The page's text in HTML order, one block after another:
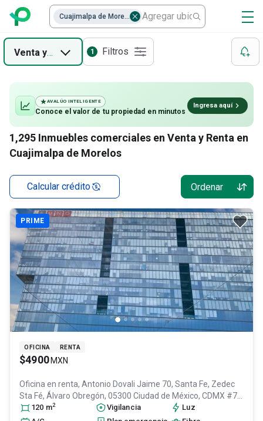
Venta yRenta 1 Filtros
1,295 Inmuebles comerciales en Venta y Renta en
Cuajimalpa de Morelos
Calcular crédito Ordenar
AVALÚO INTELIGENTE
Conoce el valor de tu propiedad en minutos
Ingresa aquí
PRIME
OFICINA RENTA
$4900 MXN
Oficina en renta, Antonio Dovali Jaime 70, Santa Fe, Zedec
Sta Fé, Álvaro Obregón, 05300 Ciudad de México, CDMX #70,
Col. Santa Fe Cuajimalpa,Cuajimalpa de Morelos
120 m2 Vigilancia
Luz
Cuajimalpa de Morelos